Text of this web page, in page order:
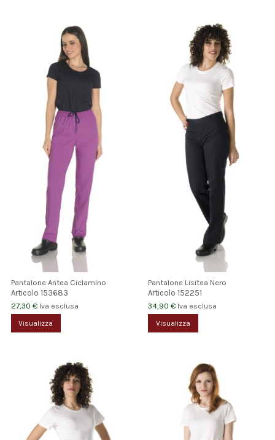
Pantalone Antea Ciclamino
Articolo 153683
27,30 € Iva esclusa
Visualizza
Pantalone Lisitea Nero
Articolo152251
34,90 € Iva esclusa
Visualizza